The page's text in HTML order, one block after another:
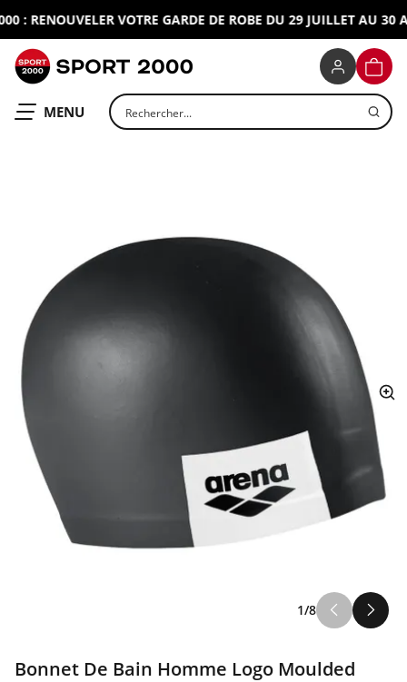
: RENOUVELER VOTRE GARDE DE ROBE DU 29 JUILLET AU 30
OUVRIR LE
MENU Rechercher un produit
1/8
Bonnet De Bain Homme Logo Moulded